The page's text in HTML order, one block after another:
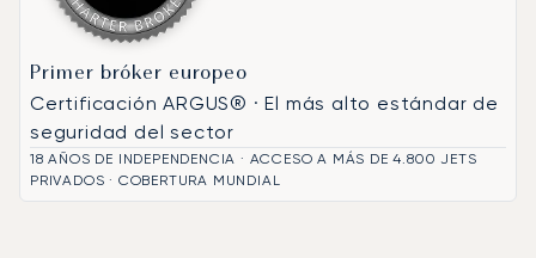
Primer bróker europeo
Certificación ARGUS® · El más alto estándar de
seguridad del sector
18 AÑOS DE INDEPENDENCIA · ACCESO A MÁS DE 4.800 JETS
PRIVADOS · COBERTURA MUNDIAL